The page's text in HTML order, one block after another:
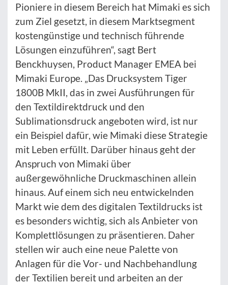
Pioniere in diesem Bereich hat Mimaki es sich
zum Ziel gesetzt, in diesem Marktsegment
kostengünstige und technisch führende
Lösungen einzuführen“, sagt Bert
Benckhuysen, Product Manager EMEA bei
Mimaki Europe. „Das Drucksystem Tiger
1800B MkII, das in zwei Ausführungen für
den Textildirektdruck und den
Sublimationsdruck angeboten wird, ist nur
ein Beispiel dafür, wie Mimaki diese Strategie
mit Leben erfüllt. Darüber hinaus geht der
Anspruch von Mimaki über
außergewöhnliche Druckmaschinen allein
hinaus. Auf einem sich neu entwickelnden
Markt wie dem des digitalen Textildrucks ist
es besonders wichtig, sich als Anbieter von
Komplettlösungen zu präsentieren. Daher
stellen wir auch eine neue Palette von
Anlagen für die Vor- und Nachbehandlung
der Textilien bereit und arbeiten an der